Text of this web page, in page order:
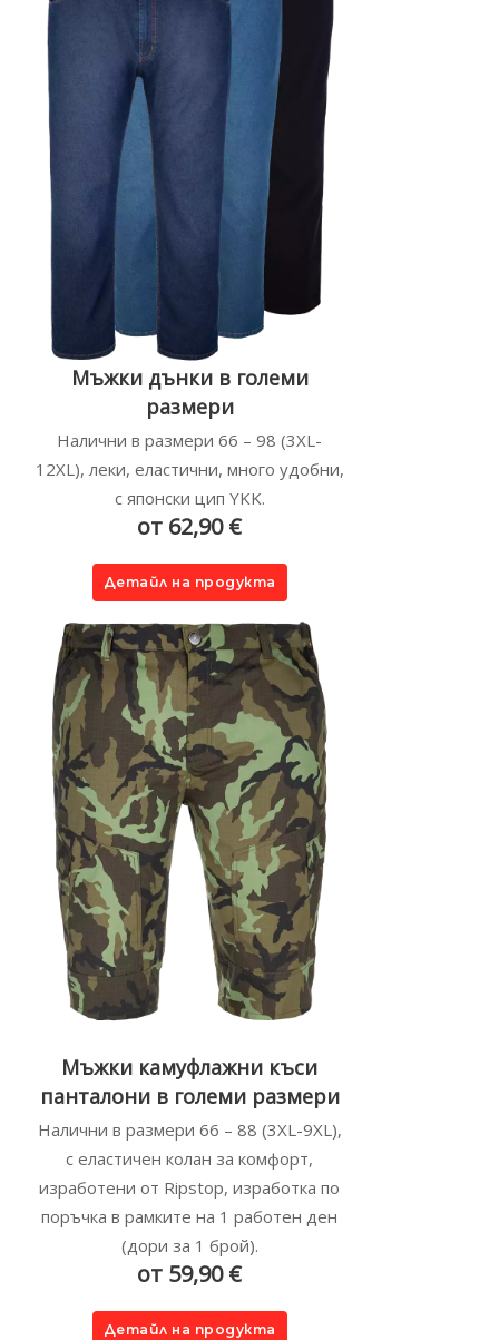
Мъжки дънки в големи
размери
Налични в размери 66 – 98 (3XL-
12XL), леки, еластични, много удобни,
с японски цип YKK.
от 62,90 €
Детайл на продукта
Мъжки камуфлажни къси
панталони в големи размери
Налични в размери 66 – 88 (3XL-9XL),
с еластичен колан за комфорт,
изработени от Ripstop, изработка по
поръчка в рамките на 1 работен ден
(дори за 1 брой).
от 59,90 €
Детайл на продукта